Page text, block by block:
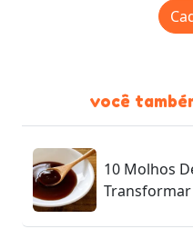
você
10 Molhos
Transformar